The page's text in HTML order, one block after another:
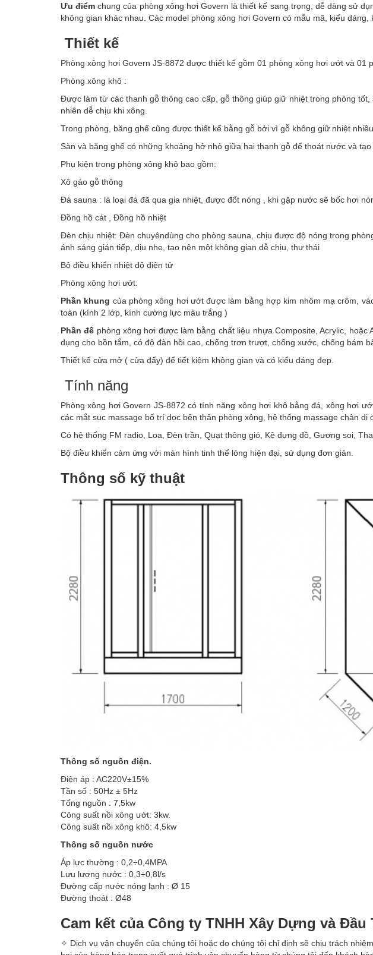
Ưu điểm chung của phòng xông hơi Govern là thiết kế sang trọng, dễ dàng sử
không gian khác nhau. Các model phòng xông hơi Govern có mẫu mã, kiểu
Thiết kế
Phòng xông hơi Govern JS-8872 được thiết kế gồm 01 phòng xông hơi ướt và 01
Phòng xông khô :
Được làm từ các thanh gỗ thông cao cấp, gỗ thông giúp giữ nhiệt trong phòng
nhiên dễ chịu khi xông.
Trong phòng, băng ghế cũng được thiết kế bằng gỗ bởi vì gỗ không giữ nhiệt
Sàn và băng ghế có những khoảng hở nhỏ giữa hai thanh gỗ để thoát nước và
Phụ kiện trong phòng xông khô bao gồm:
Xô gáo gỗ thông
Đá sauna : là loại đá đã qua gia nhiệt, được đốt nóng , khi gặp nước sẽ bốc hơi
Đồng hồ cát , Đồng hồ nhiệt
Đèn chịu nhiệt: Đèn chuyêndùng cho phòng sauna, chịu được độ nóng trong
ánh sáng gián tiếp, dịu nhẹ, tạo nên một không gian dễ chịu, thư thái
Bộ điều khiển nhiệt độ điện tử
Phòng xông hơi ướt:
Phần khung của phòng xông hơi ướt được làm bằng hợp kim nhôm mạ crôm,
toàn (kính 2 lớp, kính cường lực màu trắng )
Phần đế phòng xông hơi được làm bằng chất liệu nhựa Composite, Acrylic,
dụng cho bồn tắm, có độ đàn hồi cao, chống trơn trượt, chống xước, chống bám
Thiết kế cửa mở ( cửa đẩy) để tiết kiệm không gian và có kiểu dáng đẹp.
Tính năng
Phòng xông hơi Govern JS-8872 có tính năng xông hơi khô bằng đá, xông hơi
các mắt sục massage bố trí dọc bên thân phòng xông, hệ thống massage chân
Có hệ thống FM radio, Loa, Đèn trần, Quạt thông gió, Kệ đựng đồ, Gương soi,
Bộ điều khiển cảm ứng với màn hình tinh thể lỏng hiện đại, sử dụng đơn giản.
Thông số kỹ thuật
Thông số nguồn điện.
Điện áp : AC220V±15%
Tần số : 50Hz ± 5Hz
Tổng nguồn : 7,5kw
Công suất nồi xông ướt: 3kw.
Công suất nồi xông khô: 4,5kw
Thông số nguồn nước
Áp lực thường : 0,2÷0,4MPA
Lưu lượng nước : 0,3÷0,8l/s
Đường cấp nước nóng lạnh : Ø 15
Đường thoát : Ø48
Cam kết của Công ty TNHH Xây Dựng và
✧ Dịch vụ vận chuyển của chúng tôi hoặc do chúng tôi chỉ định sẽ chịu trách